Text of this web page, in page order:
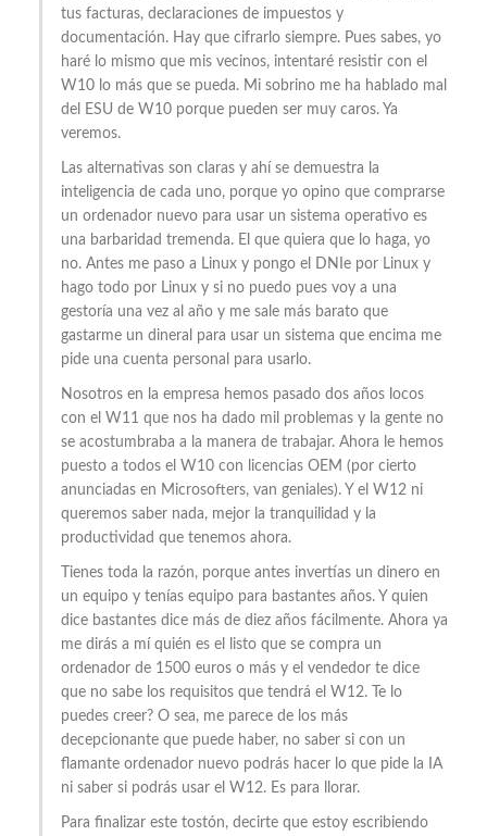
tus facturas, declaraciones de impuestos y
documentación. Hay que cifrarlo siempre. Pues sabes, yo
haré lo mismo que mis vecinos, intentaré resistir con el
W10 lo más que se pueda. Mi sobrino me ha hablado mal
del ESU de W10 porque pueden ser muy caros. Ya
veremos.
Las alternativas son claras y ahí se demuestra la
inteligencia de cada uno, porque yo opino que comprarse
un ordenador nuevo para usar un sistema operativo es
una barbaridad tremenda. El que quiera que lo haga, yo
no. Antes me paso a Linux y pongo el DNIe por Linux y
hago todo por Linux y si no puedo pues voy a una
gestoría una vez al año y me sale más barato que
gastarme un dineral para usar un sistema que encima me
pide una cuenta personal para usarlo.
Nosotros en la empresa hemos pasado dos años locos
con el W11 que nos ha dado mil problemas y la gente no
se acostumbraba a la manera de trabajar. Ahora le hemos
puesto a todos el W10 con licencias OEM (por cierto
anunciadas en Microsofters, van geniales). Y el W12 ni
queremos saber nada, mejor la tranquilidad y la
productividad que tenemos ahora.
Tienes toda la razón, porque antes invertías un dinero en
un equipo y tenías equipo para bastantes años. Y quien
dice bastantes dice más de diez años fácilmente. Ahora ya
me dirás a mí quién es el listo que se compra un
ordenador de 1500 euros o más y el vendedor te dice
que no sabe los requisitos que tendrá el W12. Te lo
puedes creer? O sea, me parece de los más
decepcionante que puede haber, no saber si con un
flamante ordenador nuevo podrás hacer lo que pide la IA
ni saber si podrás usar el W12. Es para llorar.
Para finalizar este tostón, decirte que estoy escribiendo